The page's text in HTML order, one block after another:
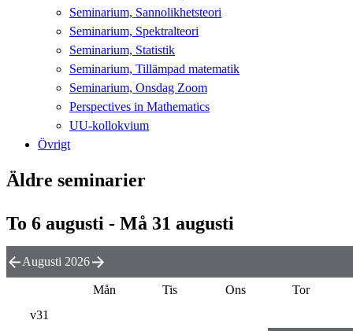
Seminarium, Sannolikhetsteori
Seminarium, Spektralteori
Seminarium, Statistik
Seminarium, Tillämpad matematik
Seminarium, Onsdag Zoom
Perspectives in Mathematics
UU-kollokvium
Övrigt
Äldre seminarier
To 6 augusti - Må 31 augusti
Augusti 2026
Mån Tis Ons Tor
v31